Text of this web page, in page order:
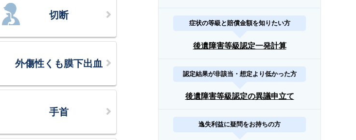
切断
外傷性くも膜下出血
手首
症状の等級と賠償金額を知りたい方
後遺障害等級認定一発計算
認定結果が非該当・想定より低かった方
後遺障害等級認定の異議申立て
逸失利益に疑問をお持ちの方